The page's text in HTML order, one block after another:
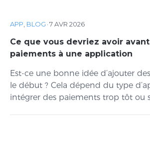
APP BLOG ·7 AVR 2026
Ce que vous devriez avoir
paiements à une application
Est-ce une bonne idée d’ajouter
le début ? Cela dépend du type
intégrer des paiements trop tôt ou